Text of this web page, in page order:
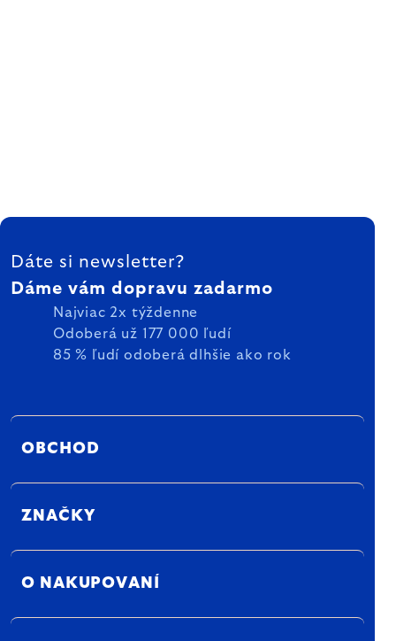
ZÁPÄTIE
Dáte si newsletter?
Dáme vám dopravu zadarmo
Najviac 2x týždenne
Odoberá už 177 000 ľudí
85 % ľudí odoberá dlhšie ako rok
OBCHOD
ZNAČKY
O NAKUPOVANÍ